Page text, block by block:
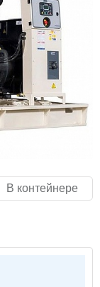
В контейнере